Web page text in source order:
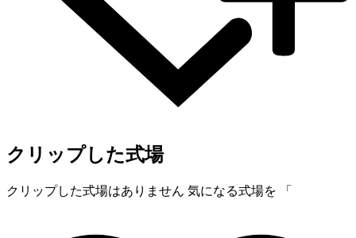
クリップした式場
クリップした式場はありません 気になる式場を 「